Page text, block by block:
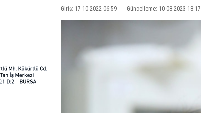
Giriş: 17-10-2022 06:59 Güncelleme: 10-08-2023 18:17